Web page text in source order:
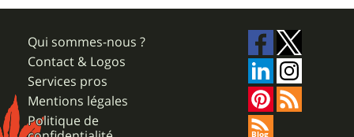
Qui sommes-nous ?
Contact & Logos
Services pros
Mentions légales
Politique de